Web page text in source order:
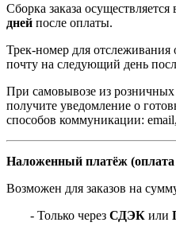
Сборка заказа осуществляется
дней после оплаты.
Трек-номер для отслеживания
почту на следующий день
При самовывозе из
получите уведомление о
способов коммуникации:
Наложенный платёж
Возможен для заказов на
- Только через СДЭК или